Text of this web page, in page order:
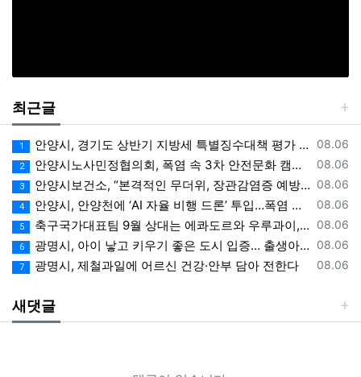
최근글
등록일
08.06
1 안양시, 경기도 상반기 지방세 특별징수대책 평가 ‘우수상’
등록일
08.06
2 안양시노사민정협의회, 폭염 속 3차 안전문화 캠페인 전개
등록일
08.06
3 안양시보건소, “본격적인 무더위, 장관감염증 예방에 각별한 주의 필요”
등록일
08.06
4 안양시, 안양천에 ‘AI 자율 비행 드론’ 투입…폭염 속 온열 질환 예방 계도
등록일
08.06
5 축구국가대표팀 9월 상대는 에콰도르와 우루과이, 9.10월 A매치 4연전 상대 모두 확정
등록일
08.06
6 광명시, 아이 낳고 키우기 좋은 도시 입증… 출생아 증가율 경기도 1위
등록일
08.06
7 광명시, 제철과일에 어르신 건강·안부 담아 전한다
새댓글